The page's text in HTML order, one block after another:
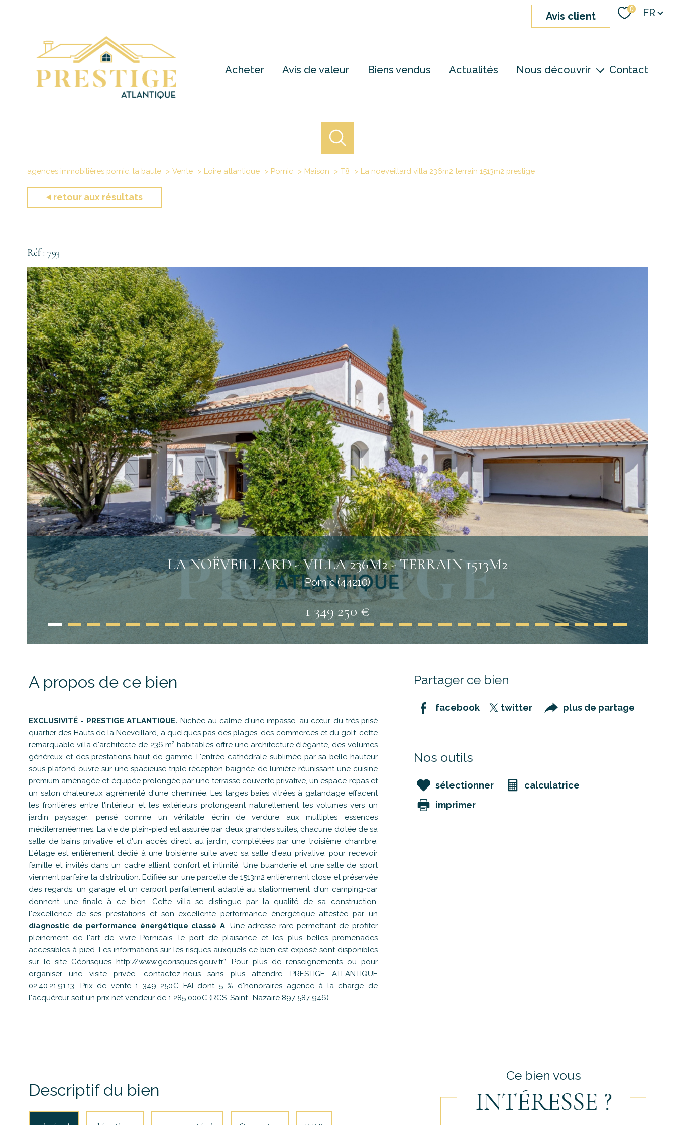
avis client
0 Langue
FR
Acheter Avis de valeur Biens vendus Actualités Nous découvrir Contact
agences immobilières pornic, la baule Vente Loire atlantique Pornic Maison T8 La noeveillard villa 236m2 terrain 1513m2 prestige
retour aux résultats
Réf : 793
LA NOËVEILLARD - VILLA 236M2 - TERRAIN 1513M2
Pornic (44210)
1 349 250 €
A propos de ce bien
EXCLUSIVITÉ - PRESTIGE ATLANTIQUE. Nichée au calme d'une impasse, au cœur du très prisé
quartier des Hauts de la Noëveillard, à quelques pas des plages, des commerces et du golf, cette
remarquable villa d'architecte de 236 m² habitables offre une architecture élégante, des volumes
généreux et des prestations haut de gamme. L'entrée cathédrale sublimée par sa belle hauteur
sous plafond ouvre sur une spacieuse triple réception baignée de lumière réunissant une cuisine
premium aménagée et équipée prolongée par une terrasse couverte privative, un espace repas et
un salon chaleureux agrémenté d'une cheminée. Les larges baies vitrées à galandage effacent
les frontières entre l'intérieur et les extérieurs prolongeant naturellement les volumes vers un
jardin paysager, pensé comme un véritable écrin de verdure aux multiples essences
méditerranéennes. La vie de plain-pied est assurée par deux grandes suites, chacune dotée de sa
salle de bains privative et d'un accès direct au jardin, complétées par une troisième chambre.
L'étage est entièrement dédié à une troisième suite avec sa salle d'eau privative, pour recevoir
famille et invités dans un cadre alliant confort et intimité. Une buanderie et une salle de sport
viennent parfaire la distribution. Edifiée sur une parcelle de 1513m2 entièrement close et préservée
des regards, un garage et un carport parfaitement adapté au stationnement d'un camping-car
donnent une finale à ce bien. Cette villa se distingue par la qualité de sa construction,
l'excellence de ses prestations et son excellente performance énergétique attestée par un
diagnostic de performance énergétique classé A. Une adresse rare permettant de profiter
pleinement de l'art de vivre Pornicais, le port de plaisance et les plus belles promenades
accessibles à pied. Les informations sur les risques auxquels ce bien est exposé sont disponibles
sur le site Géorisques http://www.georisques.gouv.fr”. Pour plus de renseignements ou pour
organiser une visite privée, contactez-nous sans plus attendre, PRESTIGE ATLANTIQUE
02.40.21.91.13. Prix de vente 1 349 250€ FAI dont 5 % d'honoraires agence à la charge de
l'acquéreur soit un prix net vendeur de 1 285 000€ (RCS. Saint- Nazaire 897 587 946).
Partager ce bien
facebook twitter plus de partage
Nos outils
sélectionner
calculatrice
imprimer
Descriptif du bien
Ce bien vous
INTÉRESSE ?